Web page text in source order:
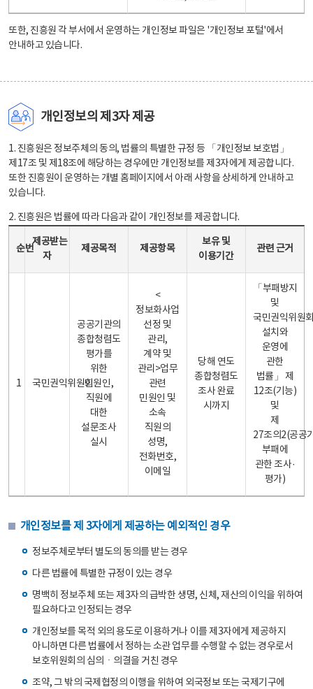
또한, 진흥원 각 부서에서 운영하는 개인정보 파일은 '개인정보 포털'에서
안내하고 있습니다.
개인정보의 제3자 제공
1. 진흥원은 정보주체의 동의, 법률의 특별한 규정 등 「개인정보 보호법」
제17조 및 제18조에 해당하는 경우에만 개인정보를 제3자에게 제공합니다.
또한 진흥원이 운영하는 개별 홈페이지에서 아래 사항을 상세하게 안내하고
있습니다.
2. 진흥원은 법률에 따라 다음과 같이 개인정보를 제공합니다.
순번
제공받는
자
제공목적 제공항목
보유 및
이용기간
관련 근거
1 국민권익위원회
공공기관의
종합청렴도
평가를
위한
민원인,
직원에
대한
설문조사
실시
<
정보화사업
선정 및
관리,
계약 및
관리>업무
관련
민원인 및
소속
직원의
성명,
전화번호,
이메일
당해 연도
종합청렴도
조사 완료
시까지
「부패방지
및
국민권익위원
설치와
운영에
관한
법률」 제
12조(기능)
및
제
27조의2(공공
부패에
관한 조사·
평가)
개인정보를 제 3자에게 제공하는 예외적인 경우
정보주체로부터 별도의 동의를 받는 경우
다른 법률에 특별한 규정이 있는 경우
명백히 정보주체 또는 제3자의 급박한 생명, 신체, 재산의 이익을 위하여
필요하다고 인정되는 경우
개인정보를 목적 외의 용도로 이용하거나 이를 제3자에게 제공하지
아니하면 다른 법률에서 정하는 소관 업무를 수행할 수 없는 경우로서
보호위원회의 심의ㆍ의결을 거친 경우
조약, 그 밖의 국제협정의 이행을 위하여 외국정보 또는 국제기구에